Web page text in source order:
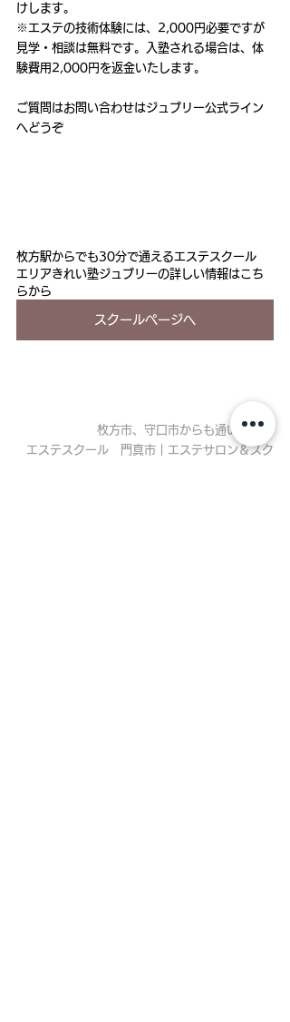
けします。
※エステの技術体験には、2,000円必要ですが
見学・相談は無料です。入塾される場合は、体
験費用2,000円を返金いたします。
ご質問はお問い合わせはジュブリー公式ライン
へどうぞ
枚方駅からでも30分で通えるエステスクール
エリアきれい塾ジュブリーの詳しい情報はこち
らから
スクールページへ
枚方市、守口市からも通いやすい
エステスクール　門真市｜エステサロン＆スク